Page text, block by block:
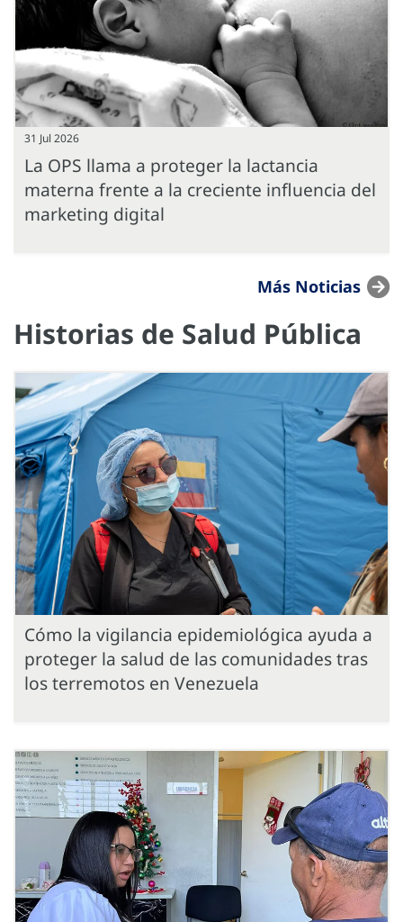
31 Jul 2026
La OPS llama a proteger la lactancia
materna frente a la creciente influencia del
marketing digital
Más Noticias
Historias de Salud Pública
Cómo la vigilancia epidemiológica ayuda a
proteger la salud de las comunidades tras
los terremotos en Venezuela